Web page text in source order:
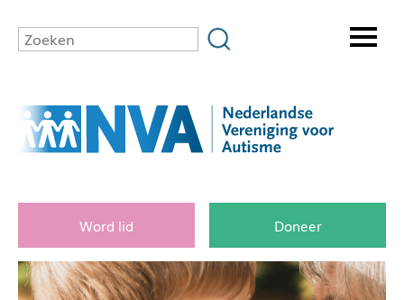
Word lid Doneer